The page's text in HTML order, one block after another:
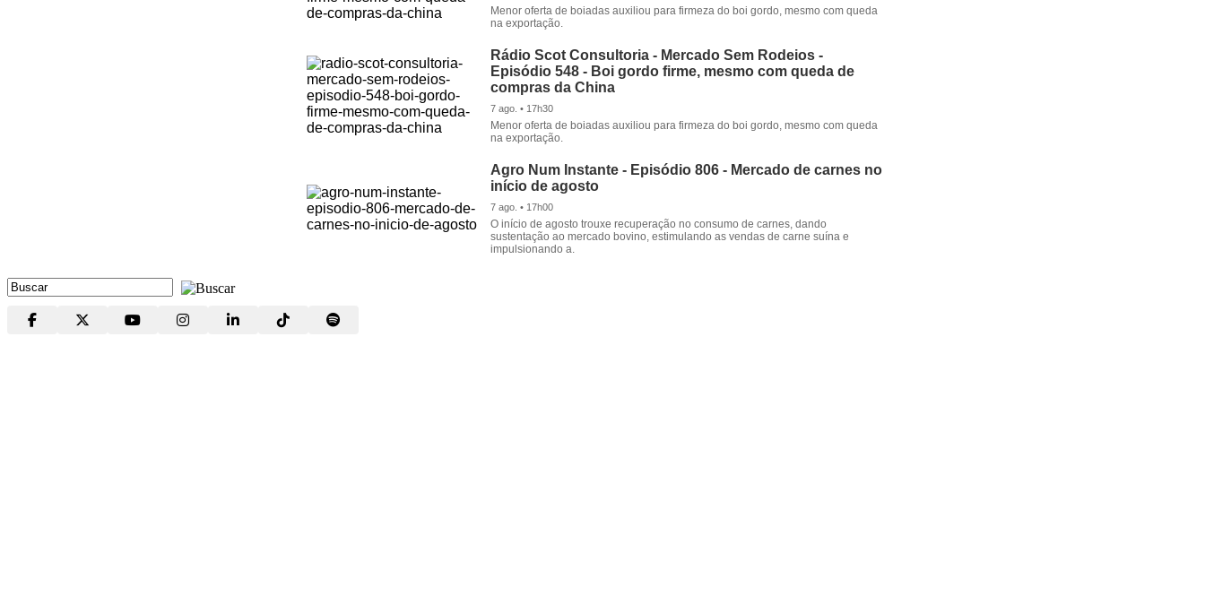
Menor oferta de boiadas auxiliou para firmeza do boi gordo, mesmo com queda
na exportação.
Rádio Scot Consultoria - Mercado Sem Rodeios -
Episódio 548 - Boi gordo firme, mesmo com queda de
compras da China
7 ago. • 17h30
Menor oferta de boiadas auxiliou para firmeza do boi gordo, mesmo com queda
na exportação.
Agro Num Instante - Episódio 806 - Mercado de carnes no
início de agosto
7 ago. • 17h00
O início de agosto trouxe recuperação no consumo de carnes, dando
sustentação ao mercado bovino, estimulando as vendas de carne suína e
impulsionando a.